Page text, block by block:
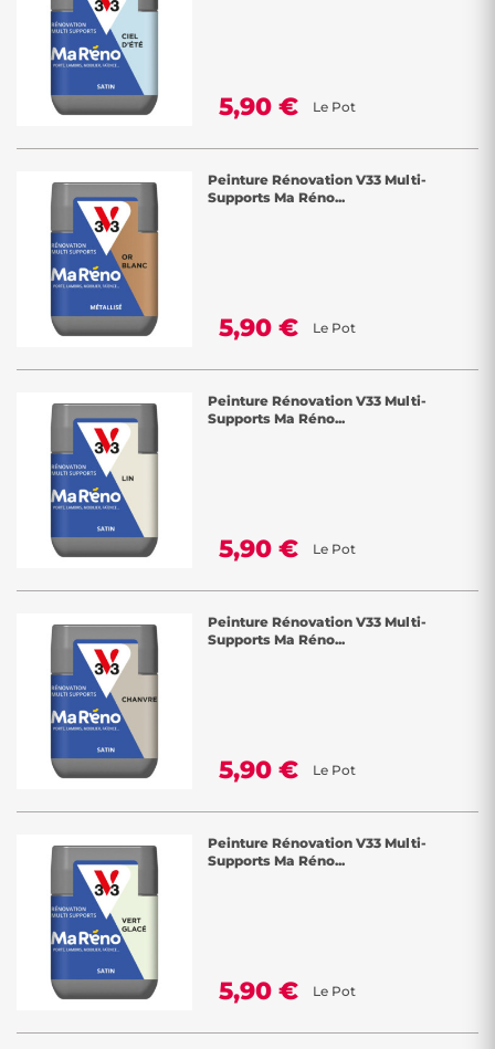
5,90 € Le Pot
Peinture Rénovation V33 Multi-
Supports Ma Réno...
5,90 € Le Pot
Peinture Rénovation V33 Multi-
Supports Ma Réno...
5,90 € Le Pot
Peinture Rénovation V33 Multi-
Supports Ma Réno...
5,90 € Le Pot
Peinture Rénovation V33 Multi-
Supports Ma Réno...
5,90 € Le Pot